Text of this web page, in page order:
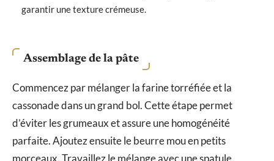
garantir une texture crémeuse.
Assemblage de la pâte
Commencez par mélanger la farine torréfiée et la
cassonade dans un grand bol. Cette étape permet
d’éviter les grumeaux et assure une homogénéité
parfaite. Ajoutez ensuite le beurre mou en petits
morceaux. Travaillez le mélange avec une spatule